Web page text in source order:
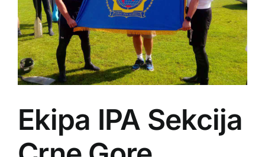
Ekipa IPA Sekcija